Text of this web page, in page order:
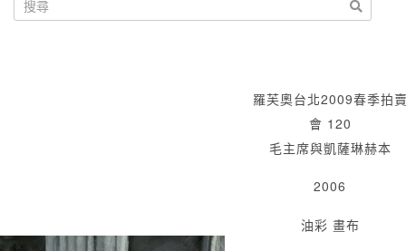
羅芙奧台北2009春季拍
會 120
毛主席與凱薩琳赫本
2006
油彩 畫布